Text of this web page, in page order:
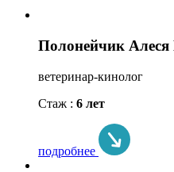
Полонейчик
ветеринар-кинолог
Стаж : 6 лет
подробнее